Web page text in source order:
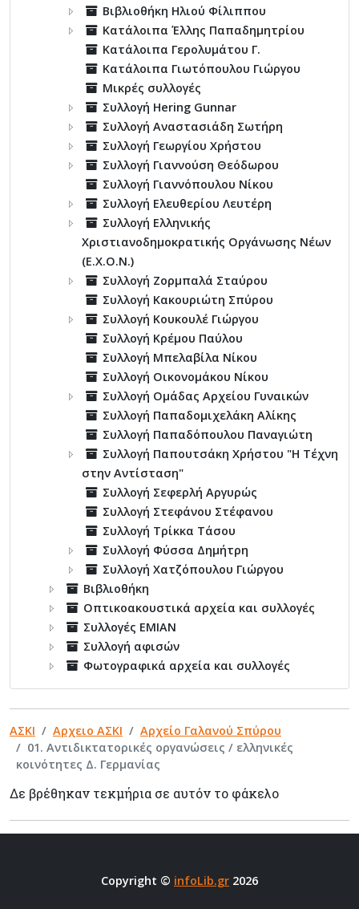
Βιβλιοθήκη Ηλιού Φίλιππου
Κατάλοιπα Έλλης Παπαδημητρίου
Κατάλοιπα Γερολυμάτου Γ.
Κατάλοιπα Γιωτόπουλου Γιώργου
Μικρές συλλογές
Συλλογή Hering Gunnar
Συλλογή Αναστασιάδη Σωτήρη
Συλλογή Γεωργίου Χρήστου
Συλλογή Γιαννούση Θεόδωρου
Συλλογή Γιαννόπουλου Νίκου
Συλλογή Ελευθερίου Λευτέρη
Συλλογή Ελληνικής
Χριστιανοδημοκρατικής Οργάνωσης Νέων
(Ε.Χ.Ο.Ν.)
Συλλογή Ζορμπαλά Σταύρου
Συλλογή Κακουριώτη Σπύρου
Συλλογή Κουκουλέ Γιώργου
Συλλογή Κρέμου Παύλου
Συλλογή Μπελαβίλα Νίκου
Συλλογή Οικονομάκου Νίκου
Συλλογή Ομάδας Αρχείου Γυναικών
Συλλογή Παπαδομιχελάκη Αλίκης
Συλλογή Παπαδόπουλου Παναγιώτη
Συλλογή Παπουτσάκη Χρήστου "Η Τέχνη
στην Αντίσταση"
Συλλογή Σεφερλή Αργυρώς
Συλλογή Στεφάνου Στέφανου
Συλλογή Τρίκκα Τάσου
Συλλογή Φύσσα Δημήτρη
Συλλογή Χατζόπουλου Γιώργου
Βιβλιοθήκη
Οπτικοακουστικά αρχεία και συλλογές
Συλλογές ΕΜΙΑΝ
Συλλογή αφισών
Φωτογραφικά αρχεία και συλλογές
ΑΣΚΙ Αρχειο ΑΣΚΙ
Αρχείο Γαλανού Σπύρου
01. Αντιδικτατορικές οργανώσεις / ελληνικές
κοινότητες Δ. Γερμανίας
Δε βρέθηκαν τεκμήρια σε αυτόν το φάκελο
Copyright © infoLib.gr 2026